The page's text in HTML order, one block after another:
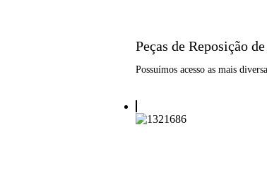
Peças de Reposição
Possuímos acesso as mais